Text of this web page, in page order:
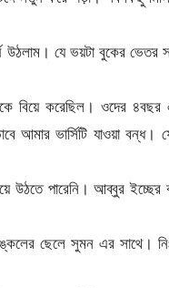
উঠলাম। যে ভয়টা বুকের
বিয়ে করেছিল। ওদের ৪বছর
আমার ভার্সিটি যাওয়া
পারেনি। আব্বুর ইচ্ছের
ছেলে সুমন এর সাথে।